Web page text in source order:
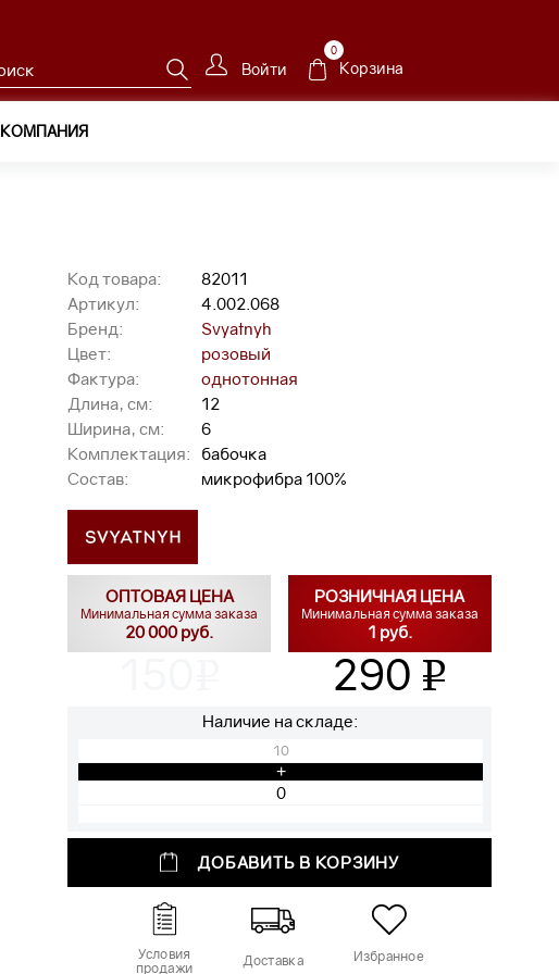
Войти
0
Корзина
КОМПАНИЯ
Код товара:
82011
Артикул:
4.002.068
Бренд:
Svyatnyh
Цвет:
розовый
Фактура:
однотонная
Длина, см:
12
Ширина, см:
6
Комплектация:
бабочка
Состав:
микрофибра 100%
ОПТОВАЯ ЦЕНА
Минимальная сумма заказа
20 000 руб.
РОЗНИЧНАЯ ЦЕНА
Минимальная сумма заказа
1 руб.
290 v
Наличие на складе:
10
+
ДОБАВИТЬ В КОРЗИНУ
Условия
продажи
Доставка Избранное